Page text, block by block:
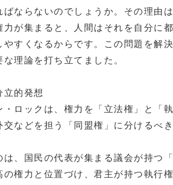
ばならないのでしょうか。その理由
が集まると、人間はそれを自分に
すくなるからです。この問題を解
理論を打ち立てました。
立的発想
・ロックは、権力を「立法権」と「
などを担う「同盟権」に分けるべ
、国民の代表が集まる議会が持つ「
権力と位置づけ、君主が持つ執行